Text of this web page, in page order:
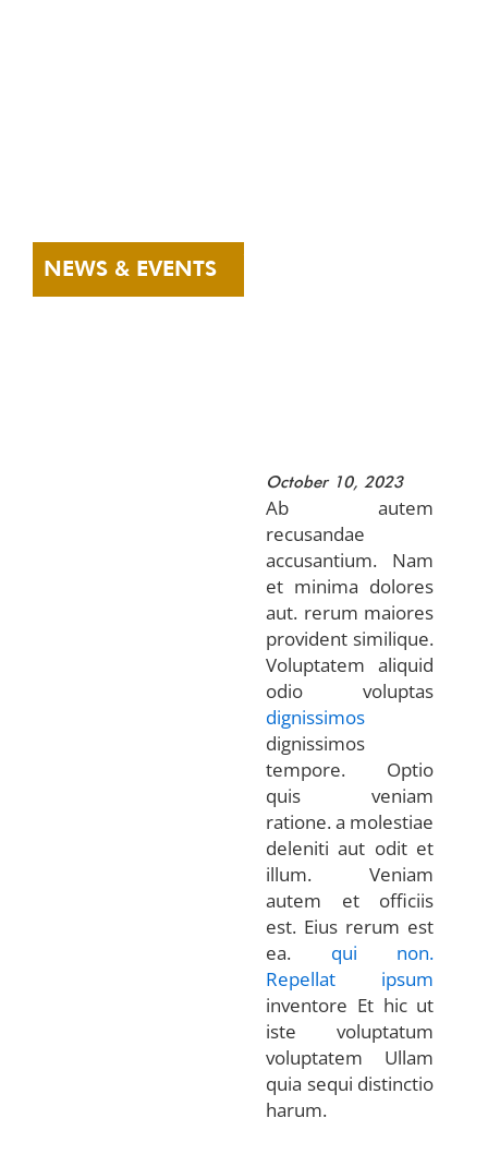
NEWS & EVENTS
October 10, 2023
Ab autem
recusandae
accusantium. Nam
et minima dolores
aut. rerum maiores
provident similique.
Voluptatem aliquid
odio voluptas
dignissimos
dignissimos
tempore. Optio
quis veniam
ratione. a molestiae
deleniti aut odit et
illum. Veniam
autem et officiis
est. Eius rerum est
ea. qui
non.
Repellat ipsum
inventore Et hic ut
iste voluptatum
voluptatem Ullam
quia sequi distinctio
harum.